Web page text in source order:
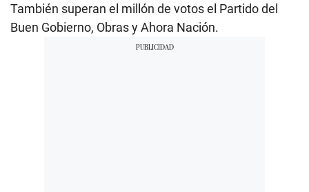
También superan el millón de votos el Partido del
Buen Gobierno, Obras y Ahora Nación.